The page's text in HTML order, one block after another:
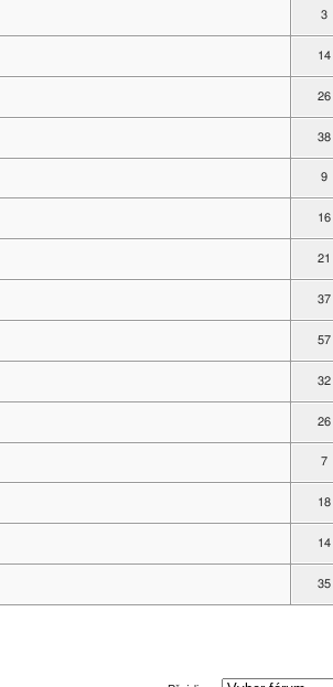
3
14
26
38
9
16
21
37
57
32
26
7
18
14
35